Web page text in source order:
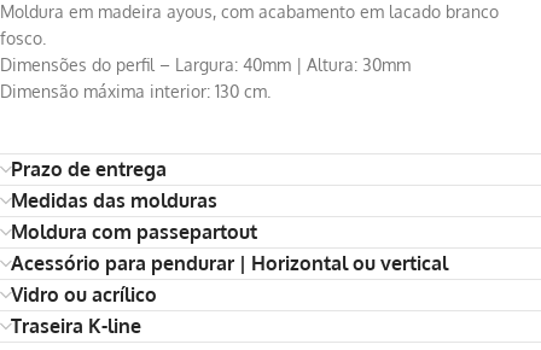
Moldura em madeira ayous, com acabamento em lacado branco
fosco.
Dimensões do perfil – Largura: 40mm | Altura: 30mm
Dimensão máxima interior: 130 cm.
Prazo de entrega
Medidas das molduras
Moldura com passepartout
Acessório para pendurar | Horizontal ou vertical
Vidro ou acrílico
Traseira K-line